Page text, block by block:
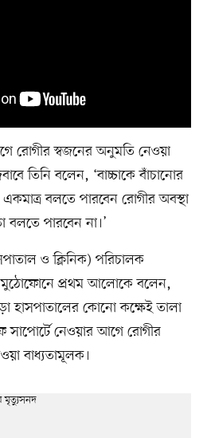
রোগীর স্বজনের অনুমতি নেওয়া
তিনি বলেন, ‘বাচ্চাকে বাঁচানোর
একমাত্র বলতে পারবেন রোগীর অবস্থা
পারবেন না।’
ও ক্লিনিক) পরিচালক
প্রথম আলোকে বলেন,
হাসপাতালের কোনো কক্ষেই তালা
সাপোর্টে নেওয়ার আগে রোগীর
বাধ্যতামূলক।